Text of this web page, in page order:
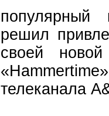
решил
своей новой
телеканала